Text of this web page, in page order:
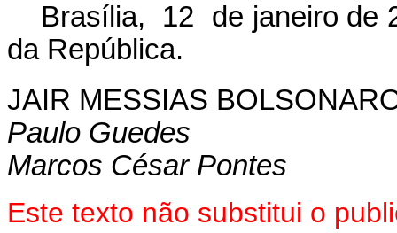
Brasília, 12 de janeiro de
da República.
JAIR MESSIAS
Paulo Guedes
Marcos César Pontes
Este texto não substitui o